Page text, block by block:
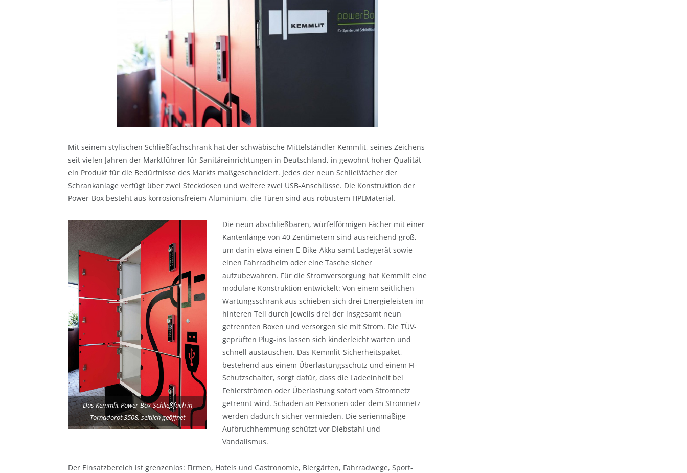
Mit seinem stylischen Schließfachschrank hat der schwäbische Mittelständler Kemmlit, seines Zeichens
seit vielen Jahren der Marktführer für Sanitäreinrichtungen in Deutschland, in gewohnt hoher Qualität
ein Produkt für die Bedürfnisse des Markts maßgeschneidert. Jedes der neun Schließfächer der
Schrankanlage verfügt über zwei Steckdosen und weitere zwei USB-Anschlüsse. Die Konstruktion der
Power-Box besteht aus korrosionsfreiem Aluminium, die Türen sind aus robustem HPLMaterial.
Das Kemmlit-Power-Box-Schließfach in
Tornadorot 3508, seitlich geöffnet
Die neun abschließbaren, würfelförmigen Fächer mit einer
Kantenlänge von 40 Zentimetern sind ausreichend groß,
um darin etwa einen E-Bike-Akku samt Ladegerät sowie
einen Fahrradhelm oder eine Tasche sicher
aufzubewahren. Für die Stromversorgung hat Kemmlit eine
modulare Konstruktion entwickelt: Von einem seitlichen
Wartungsschrank aus schieben sich drei Energieleisten im
hinteren Teil durch jeweils drei der insgesamt neun
getrennten Boxen und versorgen sie mit Strom. Die TÜV-
geprüften Plug-ins lassen sich kinderleicht warten und
schnell austauschen. Das Kemmlit-Sicherheitspaket,
bestehend aus einem Überlastungsschutz und einem FI-
Schutzschalter, sorgt dafür, dass die Ladeeinheit bei
Fehlerströmen oder Überlastung sofort vom Stromnetz
getrennt wird. Schaden an Personen oder dem Stromnetz
werden dadurch sicher vermieden. Die serienmäßige
Aufbruchhemmung schützt vor Diebstahl und
Vandalismus.
Der Einsatzbereich ist grenzenlos: Firmen, Hotels und Gastronomie, Biergärten, Fahrradwege, Sport-